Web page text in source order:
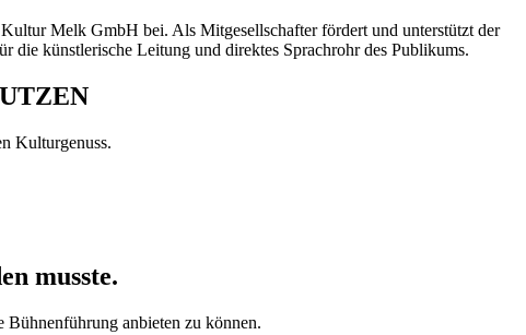
Melk GmbH bei. Als Mitgesellschafter fördert und unterstützt der
die künstlerische Leitung und direktes Sprachrohr des Publikums.
Kulturgenuss.
musste.
Bühnenführung anbieten zu können.